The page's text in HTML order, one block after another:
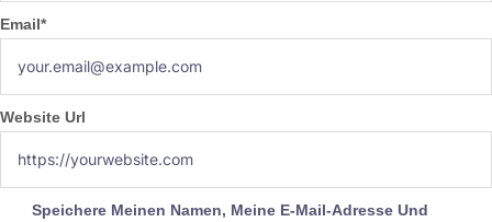
Email*
Website Url
Speichere Meinen Namen, Meine E-Mail-Adresse Und